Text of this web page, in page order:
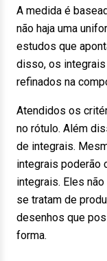
A medida é
não haja uma
estudos que
disso, os
refinados na
Atendidos os
no rótulo. Além
de integrais.
integrais poderão
integrais. Eles
se tratam de
desenhos que
forma.